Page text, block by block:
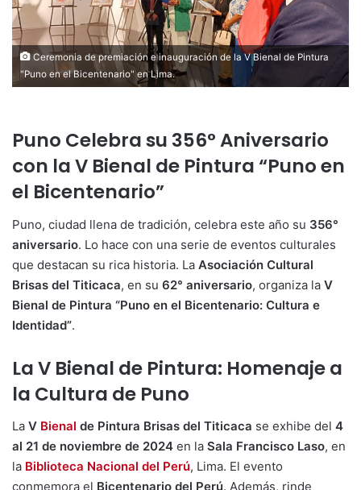
Ceremonia de premiación e inauguración de la V Bienal de Pintura
"Puno en el Bicentenario" en Lima.
Puno Celebra su 356° Aniversario
con la V Bienal de Pintura “Puno en
el Bicentenario”
Puno, ciudad llena de tradición, celebra este año su 356°
aniversario. Lo hace con una serie de eventos culturales
que destacan su rica historia. La Asociación Cultural
Brisas del Titicaca, en su 62° aniversario, organiza la V
Bienal de Pintura “Puno en el Bicentenario: Cultura e
Identidad”.
La V Bienal de Pintura: Homenaje a
la Cultura de Puno
La V Bienal de Pintura Brisas del Titicaca se exhibe del 4
al 21 de noviembre de 2024 en la Sala Francisco Laso, en
la Biblioteca Nacional del Perú, Lima. El evento
conmemora el Bicentenario del Perú. Además, rinde